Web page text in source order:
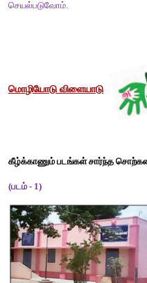
காண மக்கள் ஆர்வத்துடன்
தேசிய அளவிலான
மாவட்ட அளவிலான
பெற்றுள்ளார்.
5. மாநில அளவிலான
மாநில அளவிலான பேச்சுப்